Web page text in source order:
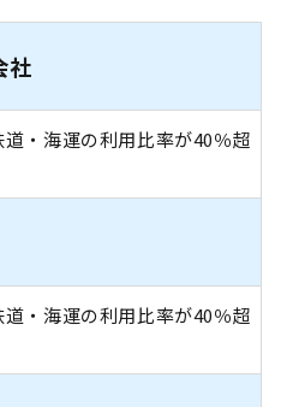
社
・海運の利用比率が40％超
・海運の利用比率が40％超